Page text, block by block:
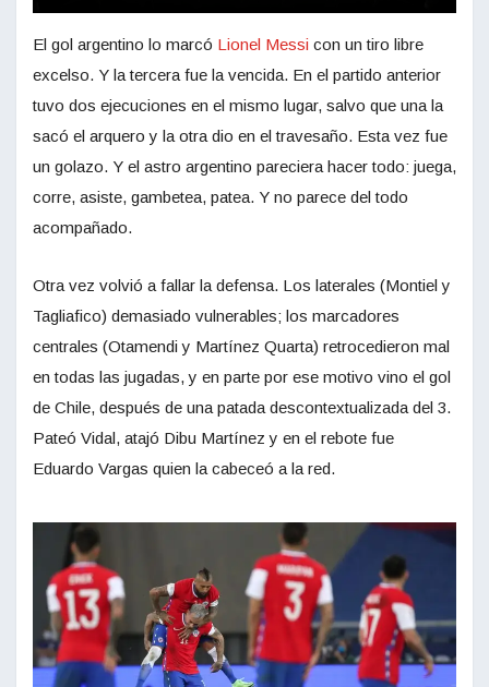
El gol argentino lo marcó Lionel Messi con un tiro libre
excelso. Y la tercera fue la vencida. En el partido anterior
tuvo dos ejecuciones en el mismo lugar, salvo que una la
sacó el arquero y la otra dio en el travesaño. Esta vez fue
un golazo. Y el astro argentino pareciera hacer todo: juega,
corre, asiste, gambetea, patea. Y no parece del todo
acompañado.
Otra vez volvió a fallar la defensa. Los laterales (Montiel y
Tagliafico) demasiado vulnerables; los marcadores
centrales (Otamendi y Martínez Quarta) retrocedieron mal
en todas las jugadas, y en parte por ese motivo vino el gol
de Chile, después de una patada descontextualizada del 3.
Pateó Vidal, atajó Dibu Martínez y en el rebote fue
Eduardo Vargas quien la cabeceó a la red.